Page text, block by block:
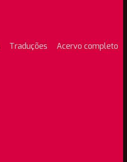
Traduções Acervo completo